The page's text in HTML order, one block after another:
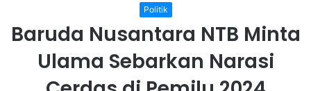
Politik
Baruda Nusantara NTB Minta
Ulama Sebarkan Narasi